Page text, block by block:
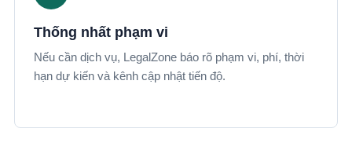
Thống nhất phạm vi
Nếu cần dịch vụ, LegalZone báo rõ phạm vi, phí, thời
hạn dự kiến và kênh cập nhật tiến độ.